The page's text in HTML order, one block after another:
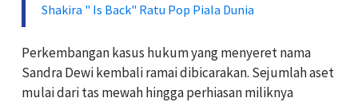
Shakira " Is Back" Ratu Pop Piala Dunia
Perkembangan kasus hukum yang menyeret nama
Sandra Dewi kembali ramai dibicarakan. Sejumlah aset
mulai dari tas mewah hingga perhiasan miliknya